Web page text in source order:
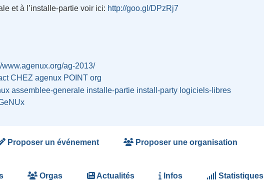
et à l’installe-partie voir ici: http://goo.gl/DPzRj7
www.agenux.org/ag-2013/
CHEZ agenux POINT org
assemblee-generale installe-partie install-party logiciels-libres
Proposer un événement Proposer une organisation
Orgas Actualités Infos Statistiques